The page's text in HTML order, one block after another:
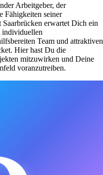
Arbeitgeber, der
Fähigkeiten seiner
erwartet Dich ein
individuellen
Team und attraktiven
Hier hast Du die
mitzuwirken und Deine
voranzutreiben.